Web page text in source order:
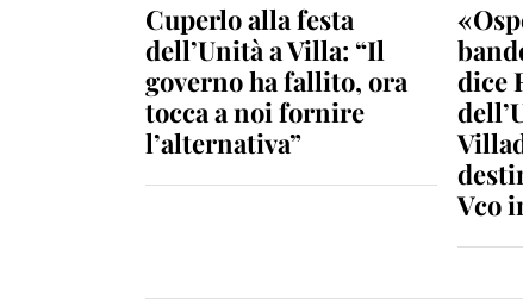
Cuperlo alla festa
dell’Unità a Villa: “Il
governo ha fallito, ora
tocca a noi fornire
l’alternativa”
dice
Vco